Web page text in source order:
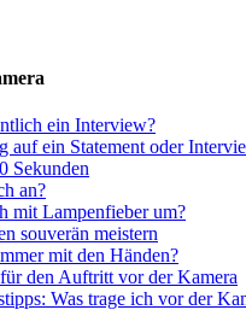
ein Interview?
auf ein Statement oder
Sekunden
an?
mit Lampenfieber um?
souverän meistern
mit den Händen?
den Auftritt vor der Kamera
Was trage ich vor der